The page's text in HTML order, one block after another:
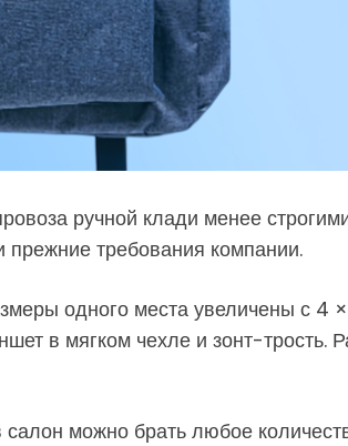
ручной клади менее
требования компании.
одного места увеличены с
в мягком чехле и зонт-
можно брать любое